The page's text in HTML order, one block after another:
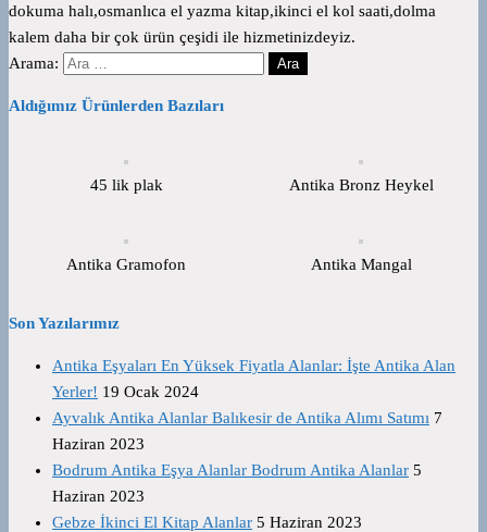
dokuma halı,osmanlıca el yazma kitap,ikinci el kol saati,dolma
kalem daha bir çok ürün çeşidi ile hizmetinizdeyiz.
Arama:
Aldığımız Ürünlerden Bazıları
45 lik plak Antika Bronz Heykel
Antika Gramofon Antika Mangal
Son Yazılarımız
Antika Eşyaları En Yüksek Fiyatla Alanlar: İşte Antika Alan
Yerler! 19 Ocak 2024
Ayvalık Antika Alanlar Balıkesir de Antika Alımı Satımı 7
Haziran 2023
Bodrum Antika Eşya Alanlar Bodrum Antika Alanlar 5
Haziran 2023
Gebze İkinci El Kitap Alanlar 5 Haziran 2023